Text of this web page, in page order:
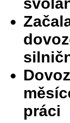
práci